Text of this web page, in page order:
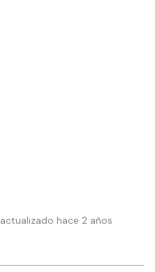
hace 2 años